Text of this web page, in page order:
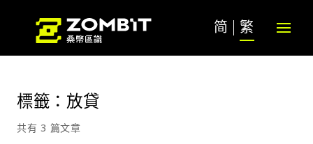
简 繁
標籤：放貸
共有 3 篇文章